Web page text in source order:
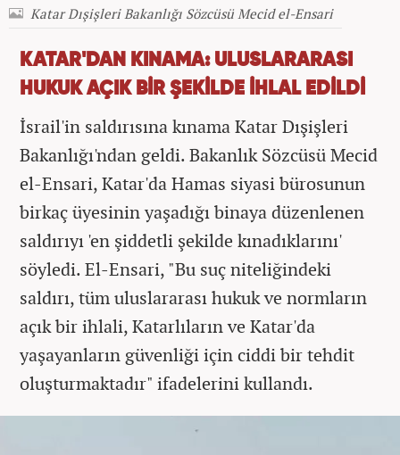
Katar Dışişleri Bakanlığı Sözcüsü Mecid el-Ensari
KATAR'DAN KINAMA: ULUSLARARASI
HUKUK AÇIK BİR ŞEKİLDE İHLAL EDİLDİ
İsrail'in saldırısına kınama Katar Dışişleri
Bakanlığı'ndan geldi. Bakanlık Sözcüsü Mecid
el-Ensari, Katar'da Hamas siyasi bürosunun
birkaç üyesinin yaşadığı binaya düzenlenen
saldırıyı 'en şiddetli şekilde kınadıklarını'
söyledi. El-Ensari, "Bu suç niteliğindeki
saldırı, tüm uluslararası hukuk ve normların
açık bir ihlali, Katarlıların ve Katar'da
yaşayanların güvenliği için ciddi bir tehdit
oluşturmaktadır" ifadelerini kullandı.